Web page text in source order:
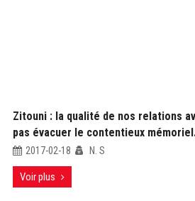
Zitouni : la qualité de nos relations
pas évacuer le contentieux
2017-02-18 N. S
Voir plus